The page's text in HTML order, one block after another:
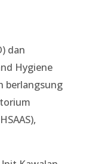
dan
Hygiene
berlangsung